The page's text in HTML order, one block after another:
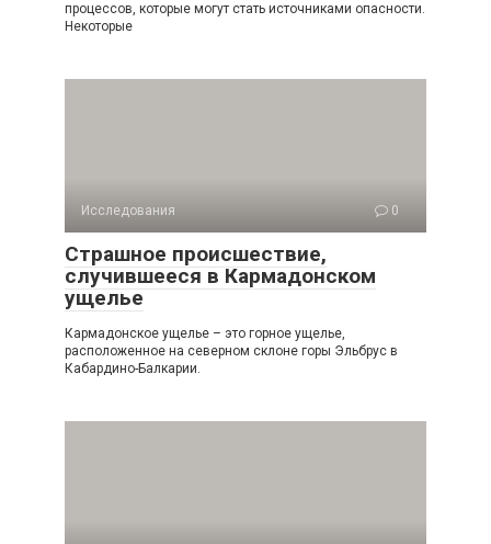
процессов, которые могут стать источниками опасности.
Некоторые
Исследования 0
Страшное происшествие,
случившееся в Кармадонском
ущелье
Кармадонское ущелье – это горное ущелье,
расположенное на северном склоне горы Эльбрус в
Кабардино-Балкарии.